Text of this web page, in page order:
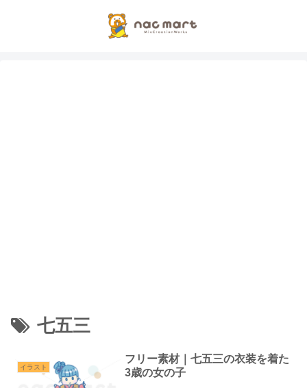
七五三
イラスト
フリー素材｜七五三の衣装を着た
3歳の女の子